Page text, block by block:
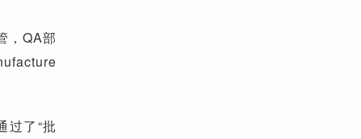
，QA部
过了“批